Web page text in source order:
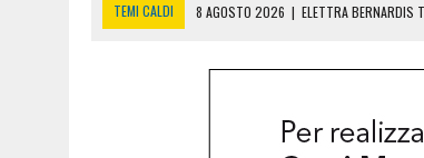
TEMI CALDI 8 AGOSTO 2026 | ELETTRA BERNARDIS
SICCITÀ SEMPRE PIÙ GRAVE IN